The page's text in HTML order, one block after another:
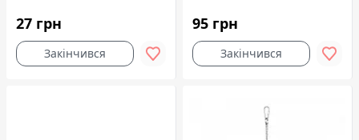
27 грн
Закінчився
95 грн
Закінчився